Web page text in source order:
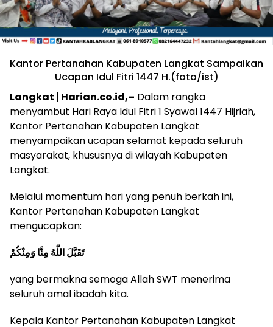
Kantor Pertanahan Kabupaten Langkat Sampaikan
Ucapan Idul Fitri 1447 H.(foto/ist)
Langkat | Harian.co.id,– Dalam rangka
menyambut Hari Raya Idul Fitri 1 Syawal 1447 Hijriah,
Kantor Pertanahan Kabupaten Langkat
menyampaikan ucapan selamat kepada seluruh
masyarakat, khususnya di wilayah Kabupaten
Langkat.
Melalui momentum hari yang penuh berkah ini,
Kantor Pertanahan Kabupaten Langkat
mengucapkan:
تَقَبَّلَ اللّٰهُ مِنَّا وَمِنْكُمْ
yang bermakna semoga Allah SWT menerima
seluruh amal ibadah kita.
Kepala Kantor Pertanahan Kabupaten Langkat